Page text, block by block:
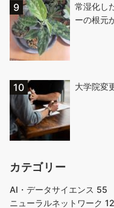
常湿化し
ーの根元
大学院変
カテゴリー
AI・データサイエンス 55
ニューラルネットワーク 12